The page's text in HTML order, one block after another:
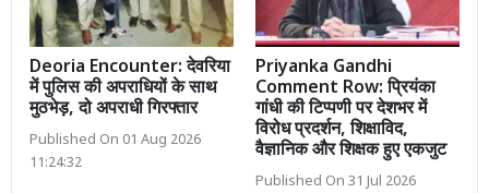
Deoria Encounter: देवरिया
में पुलिस की अपराधियों के साथ
मुठभेड़, दो अपराधी गिरफ्तार
Published On 01 Aug 2026
11:24:32
Priyanka Gandhi
Comment Row: प्रियंका
गांधी की टिप्पणी पर देशभर में
विरोध प्रदर्शन, शिक्षाविद,
वैज्ञानिक और शिक्षक हुए एकजुट
Published On 31 Jul 2026